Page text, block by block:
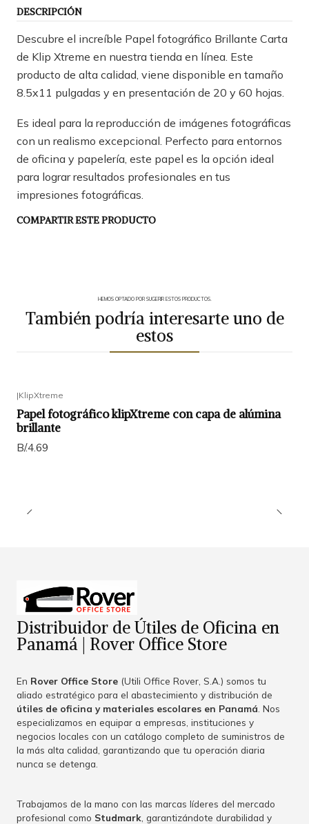
DESCRIPCIÓN
Descubre el increíble Papel fotográfico Brillante Carta
de Klip Xtreme en nuestra tienda en línea. Este
producto de alta calidad, viene disponible en tamaño
8.5x11 pulgadas y en presentación de 20 y 60 hojas.
Es ideal para la reproducción de imágenes fotográficas
con un realismo excepcional. Perfecto para entornos
de oficina y papelería, este papel es la opción ideal
para lograr resultados profesionales en tus
impresiones fotográficas.
COMPARTIR ESTE PRODUCTO
HEMOS OPTADO POR SUGERIR ESTOS PRODUCTOS.
También podría interesarte uno de
estos
|KlipXtreme
Papel fotográfico klipXtreme con capa de alúmina
brillante
B/.4.69
Distribuidor de Útiles de Oficina en
Panamá | Rover Office Store
En Rover Office Store (Utili Office Rover, S.A.) somos tu
aliado estratégico para el abastecimiento y distribución de
útiles de oficina y materiales escolares en Panamá . Nos
especializamos en equipar a empresas, instituciones y
negocios locales con un catálogo completo de suministros de
la más alta calidad, garantizando que tu operación diaria
nunca se detenga.
Trabajamos de la mano con las marcas líderes del mercado
profesional como Studmark , garantizándote durabilidad y